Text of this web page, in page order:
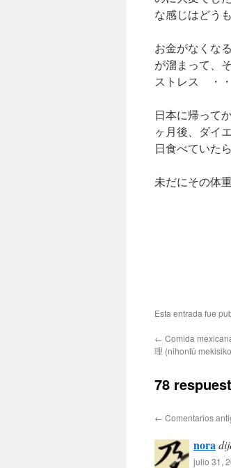
な感じはどう
お金がなくな
が溜まって、
ストレス ・・
日本に帰って
ヶ月後、ダイ
日食べていた
未だにその体
Esta entrada fue
← Comida
理 (nihonfû
78
← Comentarios
nora
julio 31,